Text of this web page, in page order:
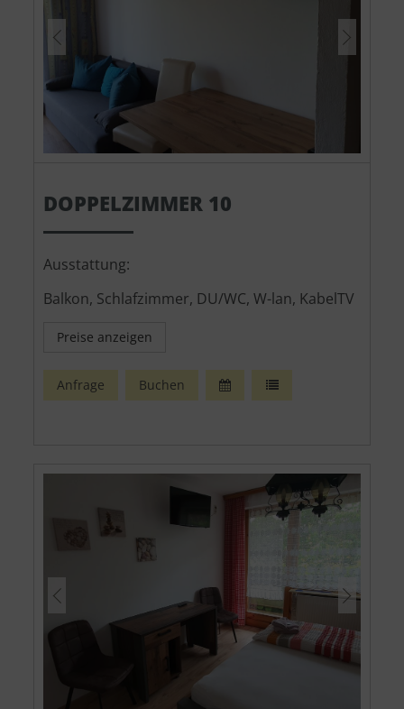
DOPPELZIMMER 10
Ausstattung:
Balkon, Schlafzimmer, DU/WC, W-lan, KabelTV
Preise anzeigen
Anfrage Buchen